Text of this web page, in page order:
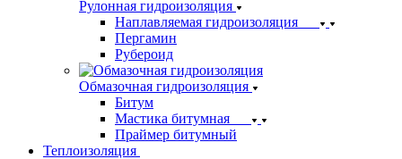
Рулонная гидроизоляция
Наплавляемая гидроизоляция
Пергамин
Рубероид
Обмазочная гидроизоляция
Битум
Мастика битумная
Праймер битумный
Теплоизоляция